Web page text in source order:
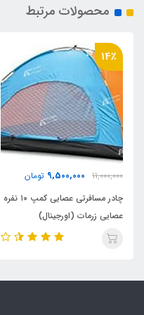
نوع زیپها
شماره 10 دنده درشت دوسر
نوع اسکلت
فنری روکشدار آسان تاشو
اقلام همراه
کیف حمل
قطر جمع شده کیف
محصولات مرتبط
14٪
11,000,000
9,500,000 تومان
چادر مسافرتی عصایی کمپ ۱۰ نفره
عصایی زرمات (اورجینال)